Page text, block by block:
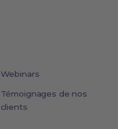
Webinars
Témoignages de nos
clients